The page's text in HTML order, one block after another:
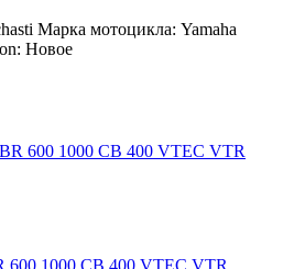
Марка мотоцикла: Yamaha
Новое
600 1000 CB 400 VTEC VTR